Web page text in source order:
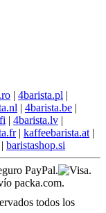
| 4barista.pl |
| 4barista.be |
| 4barista.lv |
| kaffeebarista.at |
| baristashop.si
todos los